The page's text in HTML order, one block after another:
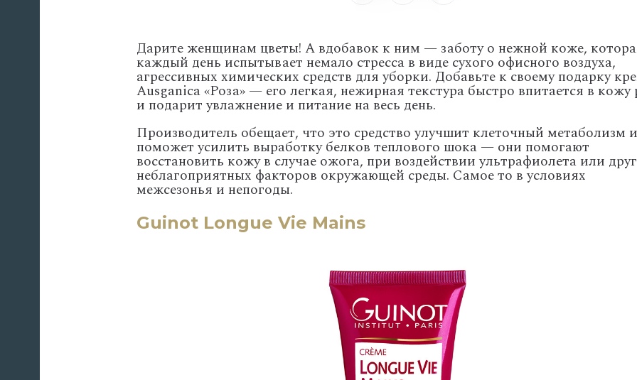
Дарите женщинам цветы! А вдобавок к ним — заботу о нежной коже,
каждый день испытывает немало стресса в виде сухого офисного воздуха,
агрессивных химических средств для уборки. Добавьте к своему подарку
Ausganica «Роза» — его легкая, нежирная текстура быстро впитается в кожу
и подарит увлажнение и питание на весь день.
Производитель обещает, что это средство улучшит клеточный метаболизм и
поможет усилить выработку белков теплового шока — они помогают
восстановить кожу в случае ожога, при воздействии ультрафиолета или
неблагоприятных факторов окружающей среды. Самое то в условиях
межсезонья и непогоды.
Guinot Longue Vie Mains